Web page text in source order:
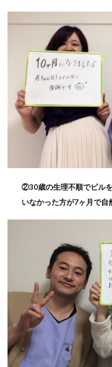
②30歳の生理不順でピル
いなかった方が7ヶ月で自